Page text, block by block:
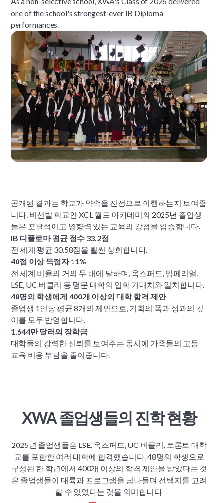
one of the school's strongest-ever IB Diploma
performances.
공개된 결과는 학교가 약속을 진정으로 이행하는지 보여줍
니다. 비선발 학교인 XCL 월드 아카데미의 2025년 졸업생
들은 포괄적이고 영향력 있는 교육의 강점을 입증합니다.
IB 디플로마 평균 점수 33.2점
전 세계 평균 30.58점을 훨씬 상회합니다.
40점 이상 득점자 11%
전 세계 비율의 거의 두 배에 달하며, 옥스퍼드, 임페리얼,
LSE, UC 버클리 등 명문 대학의 입학 기대치와 일치합니다.
48명의 학생에게 400개 이상의 대학 합격 제안
졸업생 1인당 평균 8개의 제안으로, 기회의 폭과 성과의 깊
이를 모두 반영합니다.
1,644만 달러의 장학금
대학들의 강력한 신뢰를 보여주는 동시에 가족들의 고등
교육 비용 부담을 줄여줍니다.
XWA 졸업생들의 진학 현황
2025년 졸업생들은 LSE, 옥스퍼드, UC 버클리, 토론토 대학
교를 포함한 여러 대학에 합격했습니다. 48명의 학생으로
구성된 한 학년에서 400개 이상의 합격 제안을 받았다는 것
은 졸업생들이 대륙과 프로그램을 넘나들며 선택지를 고려
할 수 있었다는 것을 의미합니다.